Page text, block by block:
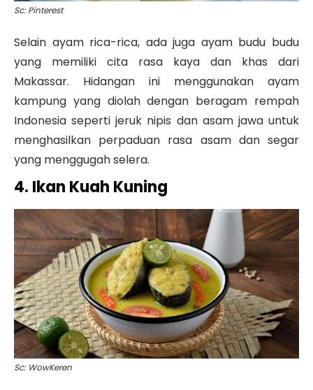
Sc: Pinterest
Selain ayam rica-rica, ada juga ayam budu budu
yang memiliki cita rasa kaya dan khas dari
Makassar. Hidangan ini menggunakan ayam
kampung yang diolah dengan beragam rempah
Indonesia seperti jeruk nipis dan asam jawa untuk
menghasilkan perpaduan rasa asam dan segar
yang menggugah selera.
4. Ikan Kuah Kuning
Sc: WowKeren